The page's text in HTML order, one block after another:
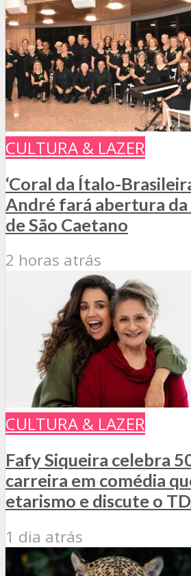
CULTURA & LAZER
‘Coral da Ítalo-
André fará abertura da
de São Caetano
2 horas atrás
CULTURA & LAZER
Fafy Siqueira celebra
carreira em comédia
etarismo e discute o
1 dia atrás